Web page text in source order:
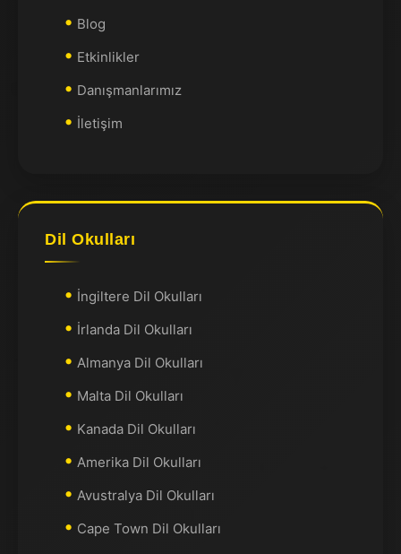
Blog
Etkinlikler
Danışmanlarımız
İletişim
Dil Okulları
İngiltere Dil Okulları
İrlanda Dil Okulları
Almanya Dil Okulları
Malta Dil Okulları
Kanada Dil Okulları
Amerika Dil Okulları
Avustralya Dil Okulları
Cape Town Dil Okulları